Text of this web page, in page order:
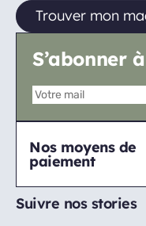
Trouver mon
S’abonner
Nos moyens de
paiement
Suivre nos stories